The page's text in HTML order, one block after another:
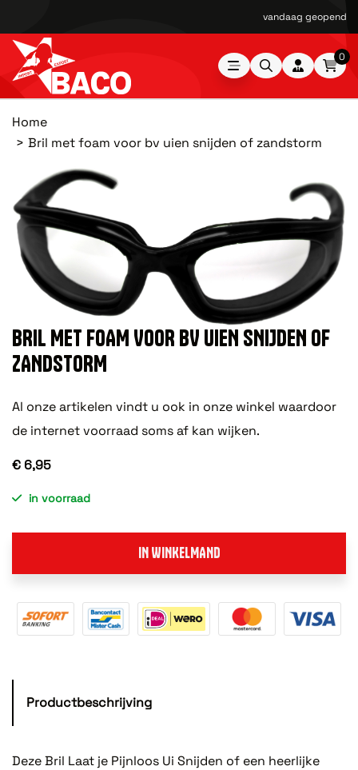
vandaag geopend
0
Home
Bril met foam voor bv uien snijden of zandstorm
BRIL MET FOAM VOOR BV UIEN SNIJDEN OF
ZANDSTORM
Al onze artikelen vindt u ook in onze winkel waardoor
de internet voorraad soms af kan wijken.
€ 6,95
in voorraad
IN WINKELMAND
Productbeschrijving
Deze Bril Laat je Pijnloos Ui Snijden of een heerlijke